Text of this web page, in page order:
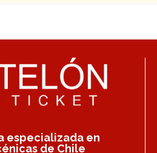
especializada en
de Chile